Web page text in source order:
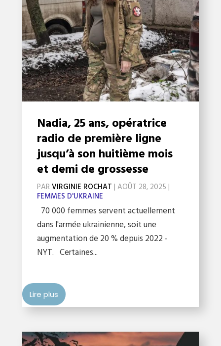
Nadia, 25 ans, opératrice
radio de première ligne
jusqu’à son huitième mois
et demi de grossesse
PARVIRGINIE ROCHAT | AOÛT 28, 2025 |
FEMMES D'UKRAINE
70 000 femmes servent actuellement
dans l'armée ukrainienne, soit une
augmentation de 20 % depuis 2022 -
NYT. Certaines...
Lire plus